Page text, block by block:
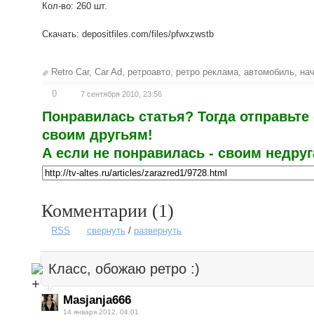
Кол-во: 260 шт.
Скачать: depositfiles.com/files/pfwxzwstb
Retro Car, Car Ad, ретроавто, ретро реклама, автомобиль,
0 7 сентября 2010, 23:56
Понравилась статья? Тогда
своим другьям!
А если не понравилась - своим
Комментарии (1)
RSS свернуть / развернуть
Класс, обожаю ретро :)
Masjanja666
14 января 2012, 04:01